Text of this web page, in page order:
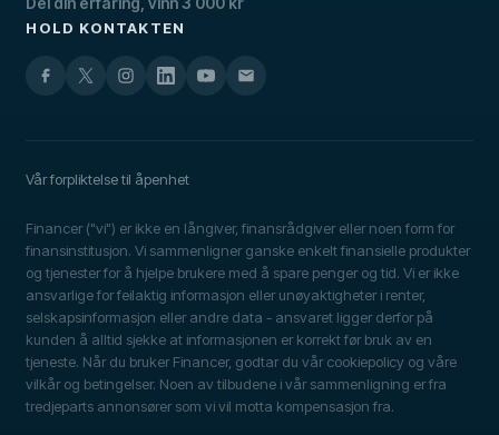
HOLD KONTAKTEN
Vår forpliktelse til åpenhet
Financer ("vi") er ikke en långiver, finansrådgiver eller noen form for
finansinstitusjon. Vi sammenligner ganske enkelt finansielle produkter
og tjenester for å hjelpe brukere med å spare penger og tid. Vi er ikke
ansvarlige for feilaktig informasjon eller unøyaktigheter i renter,
selskapsinformasjon eller andre data - ansvaret ligger derfor på
kunden å alltid sjekke at informasjonen er korrekt før bruk av en
tjeneste. Når du bruker Financer, godtar du vår cookiepolicy og våre
vilkår og betingelser. Noen av tilbudene i vår sammenligning er fra
tredjeparts annonsører som vi vil motta kompensasjon fra.